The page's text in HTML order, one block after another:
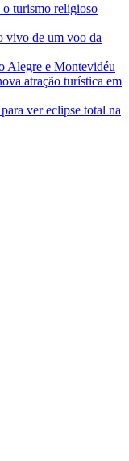
o turismo religioso
vivo de um voo da
Alegre e Montevidéu
atração turística em
ver eclipse total na